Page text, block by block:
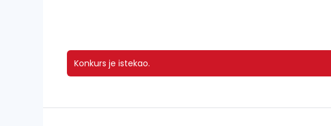
Konkurs je istekao.